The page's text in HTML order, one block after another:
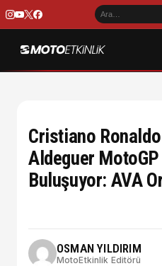
Cristiano
Aldeguer MotoGP
Buluşuyor: AVA
OSMAN YILDIRIM
MotoEtkinlik Editörü